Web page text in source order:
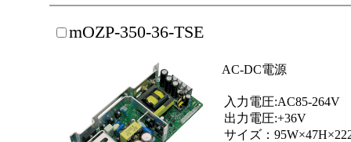
mOZP-350-36-TSE
AC-DC電源
入力電圧:AC85-264V
出力電圧:+36V
サイズ：